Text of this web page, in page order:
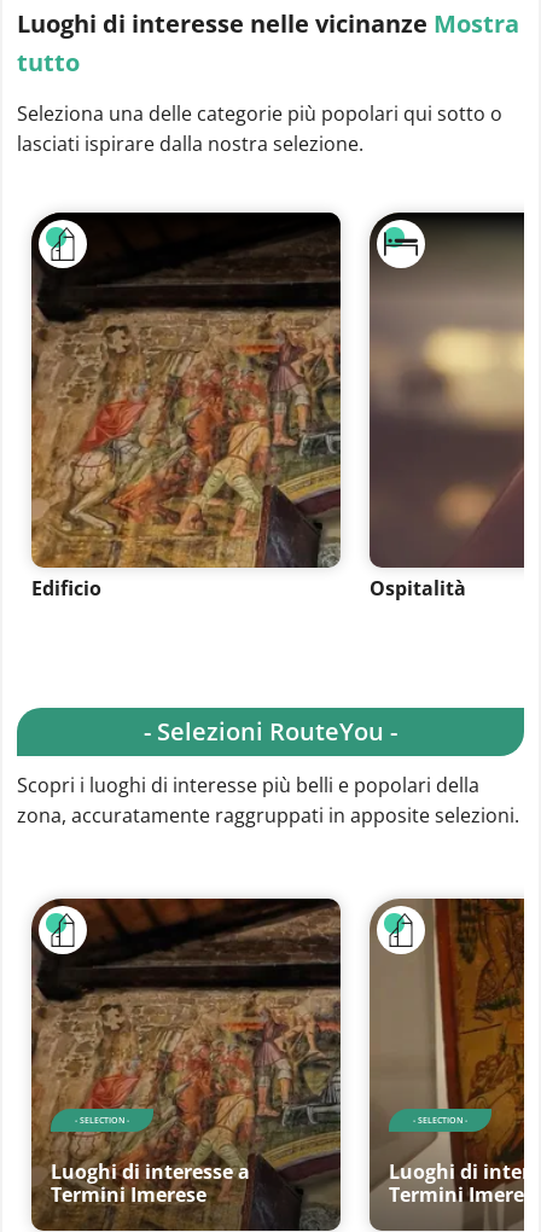
Luoghi di interesse nelle vicinanze Mostra
tutto
Seleziona una delle categorie più popolari qui sotto o
lasciati ispirare dalla nostra selezione.
Edificio Ospitalità
- Selezioni RouteYou -
Scopri i luoghi di interesse più belli e popolari della
zona, accuratamente raggruppati in apposite selezioni.
- SELECTION -
Luoghi di interesse a
Termini Imerese
- SELECTION -
Luoghi di
Termini